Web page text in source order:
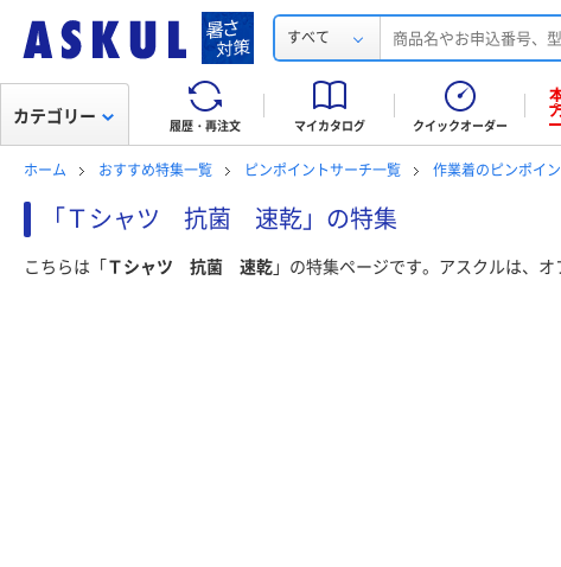
すべて
履歴・再注文 マイカタログ クイックオーダー
カテゴリー
ホーム おすすめ特集一覧 ピンポイントサーチ一覧 作業着のピンポイ
「Ｔシャツ 抗菌 速乾」の特集
こちらは「 Ｔシャツ 抗菌 速乾」の特集ページです。アスクルは、